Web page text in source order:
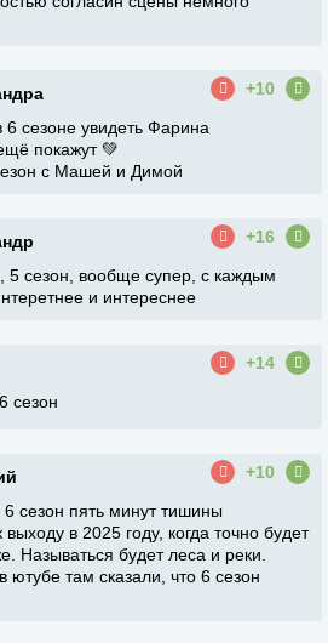
+10
6 сезоне увидеть Фарина
покажут 💚
с Машей и Димой
+16
5 сезон, вообще супер, с каждым
и интереснее
+14
сезон
+10
6 сезон пять минут тишины
выходу в 2025 году, когда точно будет
Называться будет леса и реки.
ютубе там сказали, что 6 сезон